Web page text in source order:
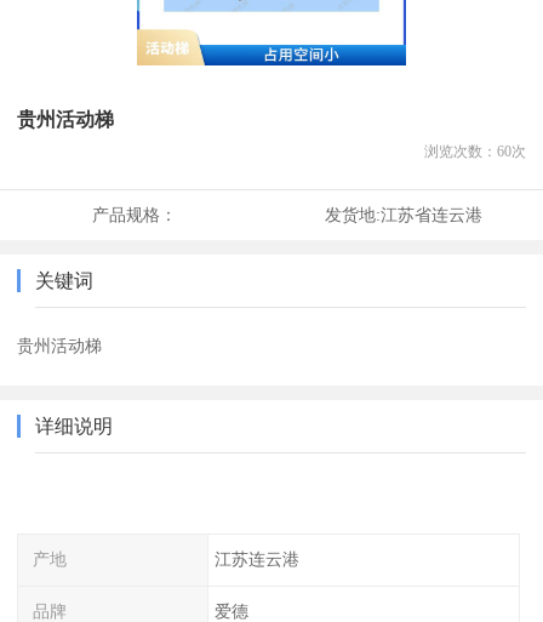
贵州活动梯
浏览次数： 60次
产品规格： 发货地:江苏省连云港
关键词
贵州活动梯
详细说明
产地 江苏连云港
品牌 爱德